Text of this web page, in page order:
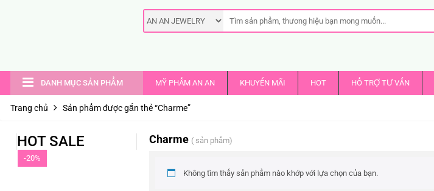
DANH MỤC SẢN PHẨM MỸ PHẨM AN AN KHUYẾN MÃI HOT HỔ TRỢ TƯ VẤN
Trang chủ Sản phẩm được gắn thẻ “Charme”
HOT SALE
-20%
Charme ( sản phẩm)
Không tìm thấy sản phẩm nào khớp với lựa chọn của bạn.